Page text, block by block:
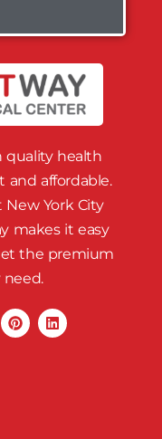
quality health
and affordable.
York City
makes it easy
the premium
need.